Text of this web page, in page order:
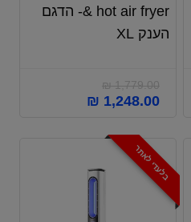
& hot air fryer- הדגם
הענק XL
₪1,779.00
₪ 1,248.00
בלעדי לאתר